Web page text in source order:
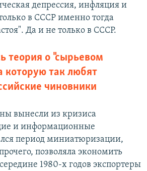
депрессия, инфляция и
в СССР именно тогда
Да и не только в СССР.
теория о "сырьевом
которую так любят
чиновники
вынесли из кризиса
и информационные
период миниатюризации,
позволяла экономить
1980-х годов экспортеры